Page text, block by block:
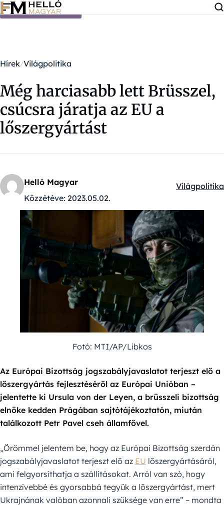
Ugrás a tartalomra
Hírek Világpolitika
Még harciasabb lett Brüsszel,
csúcsra járatja az EU a
lőszergyártást
Helló Magyar
Közzétéve: 2023.05.02.
Kategóriák:
Világpolitika
Fotó: MTI/AP/Libkos
Az Európai Bizottság jogszabályjavaslatot terjeszt elő a
lőszergyártás fejlesztéséről az Európai Unióban –
jelentette ki Ursula von der Leyen, a brüsszeli bizottság
elnöke kedden Prágában sajtótájékoztatón, miután
találkozott Petr Pavel cseh államfővel.
„Örömmel jelentem be, hogy az Európai Bizottság szerdán
jogszabályjavaslatot terjeszt elő az EU lőszergyártásáról,
ami felgyorsíthatja a szállításokat. Arról van szó, hogy
intenzívebbé és gyorsabbá tegyük a lőszergyártást, mert
Ukrajnának valóban azonnali szüksége van erre” – mondta